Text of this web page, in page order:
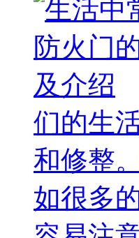
们的生
和修整
如很多